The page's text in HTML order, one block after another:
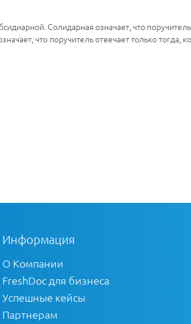
Солидарная означает, что
что поручитель отвечает только тогда,
Информация
О Компании
FreshDoc для бизнеса
Успешные кейсы
Партнерам